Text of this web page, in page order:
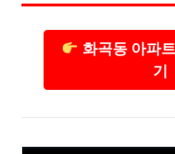
화곡동 아파
기